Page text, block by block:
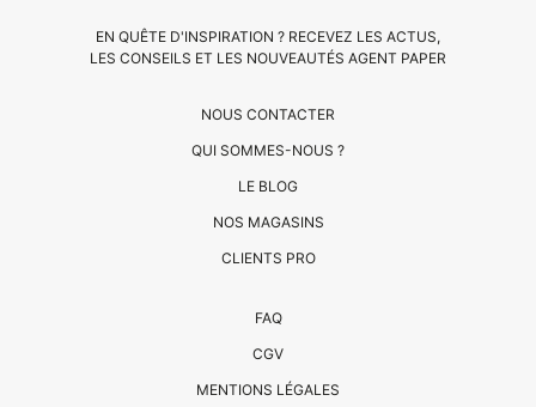
NOUS CONTACTER
QUI SOMMES-NOUS ?
LE BLOG
NOS MAGASINS
CLIENTS PRO
FAQ
CGV
MENTIONS LÉGALES
EN QUÊTE D'INSPIRATION ? RECEVEZ LES ACTUS,
LES CONSEILS ET LES NOUVEAUTÉS AGENT PAPER